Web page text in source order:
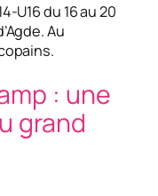
U16 du 16 au 20
Au
: une
grand